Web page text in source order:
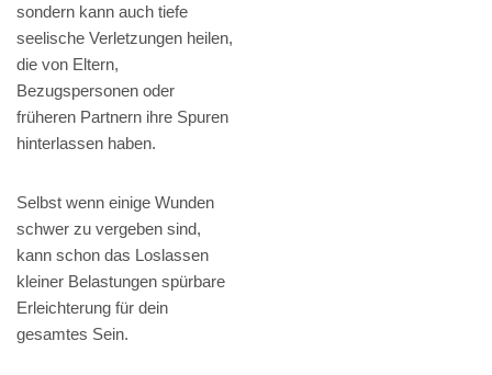
sondern kann auch tiefe
seelische Verletzungen heilen,
die von Eltern,
Bezugspersonen oder
früheren Partnern ihre Spuren
hinterlassen haben.
Selbst wenn einige Wunden
schwer zu vergeben sind,
kann schon das Loslassen
kleiner Belastungen spürbare
Erleichterung für dein
gesamtes Sein.